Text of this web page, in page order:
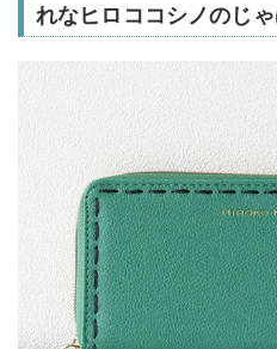
れなヒロココシノのじ